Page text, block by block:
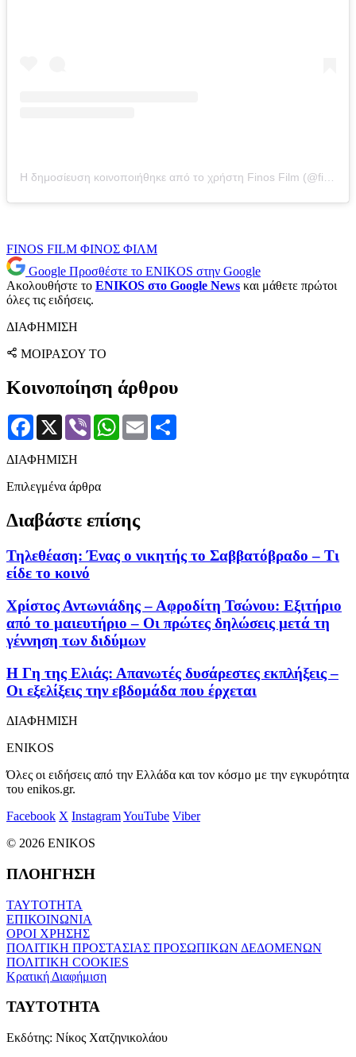
Η δημοσίευση κοινοποιήθηκε από το χρήστη Finos Film (@finosfilm_official)
FINOS FILM ΦΙΝΟΣ ΦΙΛΜ
Google Προσθέστε το ENIKOS στην Google
Ακολουθήστε το ENIKOS στο Google News και μάθετε πρώτοι
όλες τις ειδήσεις.
ΔΙΑΦΗΜΙΣΗ
ΜΟΙΡΑΣΟΥ ΤΟ
Κοινοποίηση άρθρου
Facebook
X Viber WhatsApp
Email
ΔΙΑΦΗΜΙΣΗ
Επιλεγμένα άρθρα
Διαβάστε επίσης
Τηλεθέαση: Ένας ο νικητής το Σαββατόβραδο – Τι
είδε το κοινό
Χρίστος Αντωνιάδης – Αφροδίτη Τσώνου: Εξιτήριο
από το μαιευτήριο – Οι πρώτες δηλώσεις μετά τη
γέννηση των διδύμων
Η Γη της Ελιάς: Απανωτές δυσάρεστες εκπλήξεις –
Οι εξελίξεις την εβδομάδα που έρχεται
ΔΙΑΦΗΜΙΣΗ
ENIKOS
Όλες οι ειδήσεις από την Ελλάδα και τον κόσμο με την εγκυρότητα
του enikos.gr.
Facebook X InstagramYouTube Viber
© 2026 ENIKOS
ΠΛΟΗΓΗΣΗ
ΤΑΥΤΟΤΗΤΑ
ΕΠΙΚΟΙΝΩΝΙΑ
ΟΡΟΙ ΧΡΗΣΗΣ
ΠΟΛΙΤΙΚΗ ΠΡΟΣΤΑΣΙΑΣ ΠΡΟΣΩΠΙΚΩΝ ΔΕΔΟΜΕΝΩΝ
ΠΟΛΙΤΙΚΗ COOKIES
Κρατική Διαφήμιση
ΤΑΥΤΟΤΗΤΑ
Εκδότης: Νίκος Χατζηνικολάου